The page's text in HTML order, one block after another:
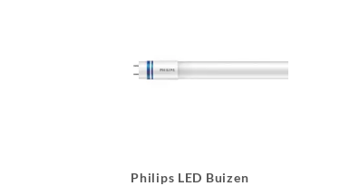
Philips LED Buizen